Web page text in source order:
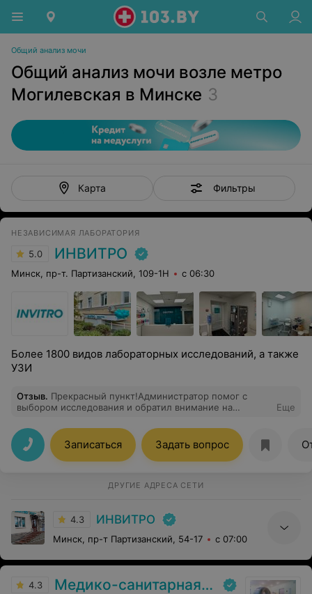
Общий анализ мочи
Общий анализ мочи возле метро
Могилевская в Минске 3
Карта Фильтры
НЕЗАВИСИМАЯ ЛАБОРАТОРИЯ
5.0 ИНВИТРО
Минск, пр-т. Партизанский, 109-1Н с 06:30
Более 1800 видов лабораторных исследований, а также
УЗИ
Отзыв. Прекрасный пункт!Администратор помог с
выбором исследования и обратил внимание на
провела взятие анализа очень деликатно и
аккуратно.Только положительные эмоции от
посещения
Еще
Записаться Задать вопрос
ДРУГИЕ АДРЕСА СЕТИ
4.3 ИНВИТРО
Минск, пр-т Партизанский, 54-17 с 07:00
4.3 Медико-санитарная часть «МАЗ»